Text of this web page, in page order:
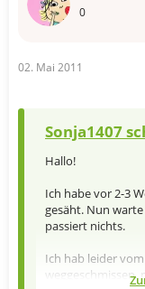
0
02. Mai 2011
Sonja1407
Hallo!
Ich habe vor 2-3
gesäht. Nun
passiert nichts.
Ich hab leider